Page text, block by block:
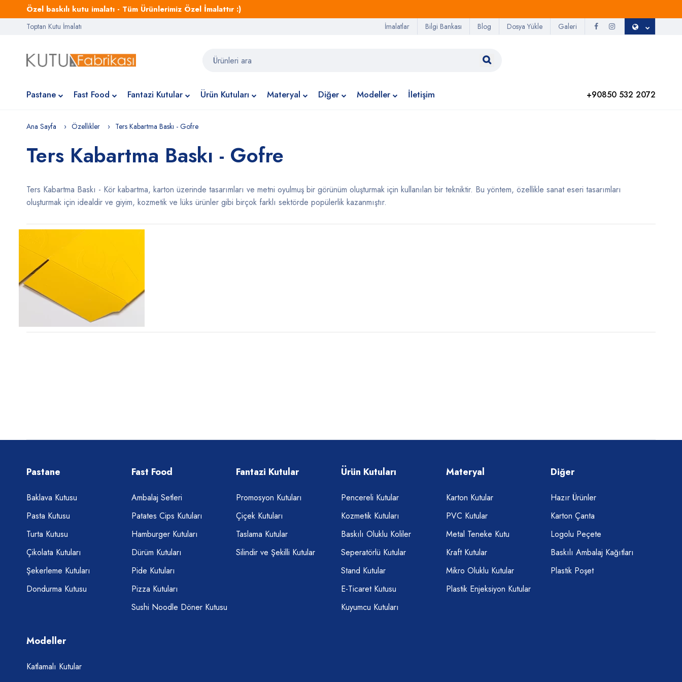
Özel baskılı kutu imalatı - Tüm Ürünlerimiz Özel İmalattır :)
Toptan Kutu İmalatı İmalatlar Bilgi Bankası Blog Dosya Yükle Galeri
Pastane Fast Food Fantazi Kutular Ürün Kutuları Materyal Diğer Modeller İletişim +90850 532 2072
Ana Sayfa Özellikler Ters Kabartma Baskı - Gofre
Ters Kabartma Baskı - Gofre
Ters Kabartma Baskı - Kör kabartma, karton üzerinde tasarımları ve metni oyulmuş bir görünüm oluşturmak için kullanılan bir tekniktir. Bu yöntem, özellikle sanat eseri tasarımları
oluşturmak için idealdir ve giyim, kozmetik ve lüks ürünler gibi birçok farklı sektörde popülerlik kazanmıştır.
Pastane
Baklava Kutusu
Pasta Kutusu
Turta Kutusu
Çikolata Kutuları
Şekerleme Kutuları
Dondurma Kutusu
Fast Food
Ambalaj Setleri
Patates Cips Kutuları
Hamburger Kutuları
Dürüm Kutuları
Pide Kutuları
Pizza Kutuları
Sushi Noodle Döner Kutusu
Fantazi Kutular
Promosyon Kutuları
Çiçek Kutuları
Taslama Kutular
Silindir ve Şekilli Kutular
Ürün Kutuları
Pencereli Kutular
Kozmetik Kutuları
Baskılı Oluklu Koliler
Seperatörlü Kutular
Stand Kutular
E-Ticaret Kutusu
Kuyumcu Kutuları
Materyal
Karton Kutular
PVC Kutular
Metal Teneke Kutu
Kraft Kutular
Mikro Oluklu Kutular
Plastik Enjeksiyon Kutular
Diğer
Hazır Ürünler
Karton Çanta
Logolu Peçete
Baskılı Ambalaj Kağıtları
Plastik Poşet
Modeller
Katlamalı Kutular